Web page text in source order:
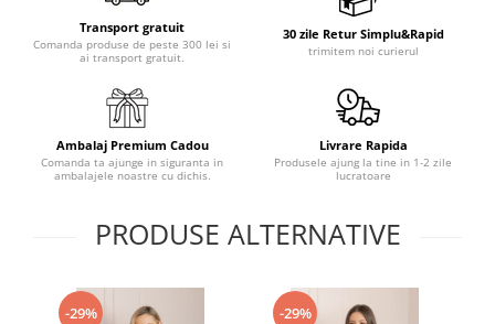
Transport gratuit
Comanda produse de peste 300 lei si
ai transport gratuit.
30 zile Retur Simplu&Rapid
trimitem noi curierul
Ambalaj Premium Cadou
Comanda ta ajunge in siguranta in
ambalajele noastre cu dichis.
Livrare Rapida
Produsele ajung la tine in 1-2 zile
lucratoare
PRODUSE ALTERNATIVE
-29% -29%